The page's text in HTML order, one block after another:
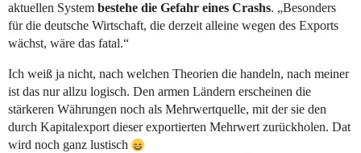
aktuellen System bestehe die Gefahr eines Crashs. „Besonders
für die deutsche Wirtschaft, die derzeit alleine wegen des Exports
wächst, wäre das fatal.“
Ich weiß ja nicht, nach welchen Theorien die handeln, nach meiner
ist das nur allzu logisch. Den armen Ländern erscheinen die
stärkeren Währungen noch als Mehrwertquelle, mit der sie den
durch Kapitalexport dieser exportierten Mehrwert zurückholen. Dat
wird noch ganz lustisch